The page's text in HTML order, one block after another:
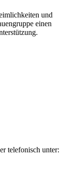
und
einen
telefonisch unter: